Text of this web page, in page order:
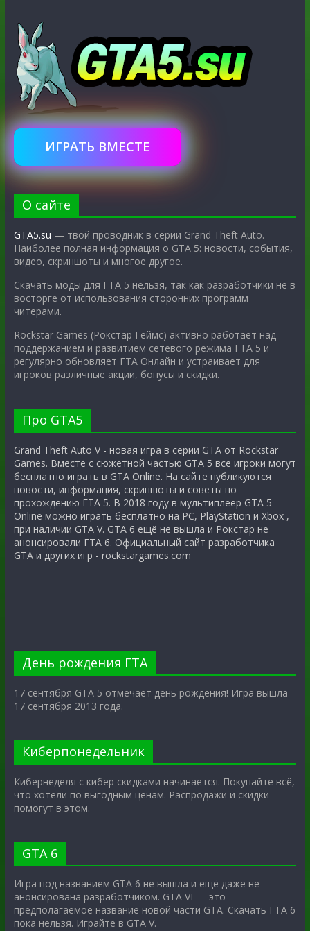
ИГРАТЬ ВМЕСТЕ
О сайте
GTA5.su — твой проводник в серии Grand Theft Auto.
Наиболее полная информация о GTA 5: новости, события,
видео, скриншоты и многое другое.
Скачать моды для ГТА 5 нельзя, так как разработчики не в
восторге от использования сторонних программ
читерами.
Rockstar Games (Рокстар Геймс) активно работает над
поддержанием и развитием сетевого режима ГТА 5 и
регулярно обновляет ГТА Онлайн и устраивает для
игроков различные акции, бонусы и скидки.
Про GTA5
Grand Theft Auto V - новая игра в серии GTA от Rockstar
Games. Вместе с сюжетной частью GTA 5 все игроки могут
бесплатно играть в GTA Online. На сайте публикуются
новости, информация, скриншоты и советы по
прохождению ГТА 5. В 2018 году в мультиплеер GTA 5
Online можно играть бесплатно на PC, PlayStation и Xbox ,
при наличии GTA V. GTA 6 ещё не вышла и Рокстар не
анонсировали ГТА 6. Официальный сайт разработчика
GTA и других игр - rockstargames.com
День рождения ГТА
17 сентября GTA 5 отмечает день рождения! Игра вышла
17 сентября 2013 года.
Киберпонедельник
Кибернеделя с кибер скидками начинается. Покупайте всё,
что хотели по выгодным ценам. Распродажи и скидки
помогут в этом.
GTA 6
Игра под названием GTA 6 не вышла и ещё даже не
анонсирована разработчиком. GTA VI — это
предполагаемое название новой части GTA. Скачать ГТА 6
пока нельзя. Играйте в GTA V.